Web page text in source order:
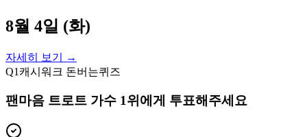
8월 4일 (화)
자세히 보기 →
Q1 캐시워크 돈버는퀴즈
팬마음 트로트 가수 1위에게 투표해주세요